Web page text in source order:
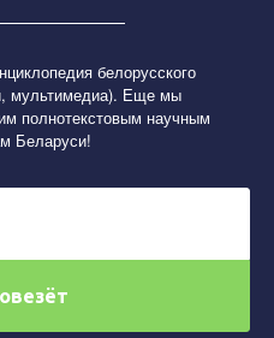
белорусского
мультимедиа). Еще мы
полнотекстовым научным
Беларуси!